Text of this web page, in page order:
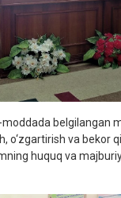
belgilangan
o‘zgartirish va bekor
huquq va